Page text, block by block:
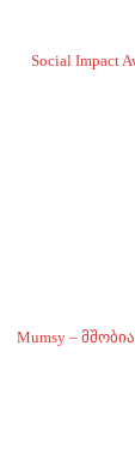
Social Impact
Mumsy –